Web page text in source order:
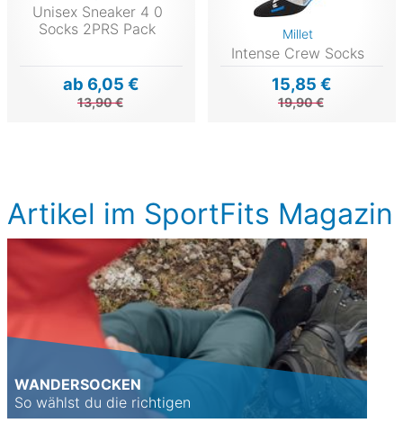
Unisex Sneaker 4 0
Socks 2PRS Pack
ab 6,05 €
13,90 €
Millet
Intense Crew Socks
15,85 €
19,90 €
Artikel im SportFits Magazin
WANDERSOCKEN
So wählst du die richtigen